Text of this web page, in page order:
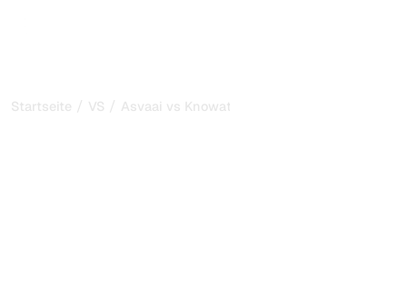
Startseite / VS / Asvaai vs Knowatoa